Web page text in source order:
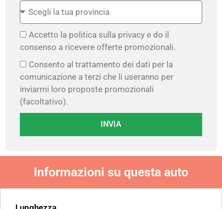
Accetto la politica sulla privacy e do il
consenso a ricevere offerte promozionali.
Consento al trattamento dei dati per la
comunicazione a terzi che li useranno per
inviarmi loro proposte promozionali
(facoltativo).
INVIA
Informazioni su questa auto